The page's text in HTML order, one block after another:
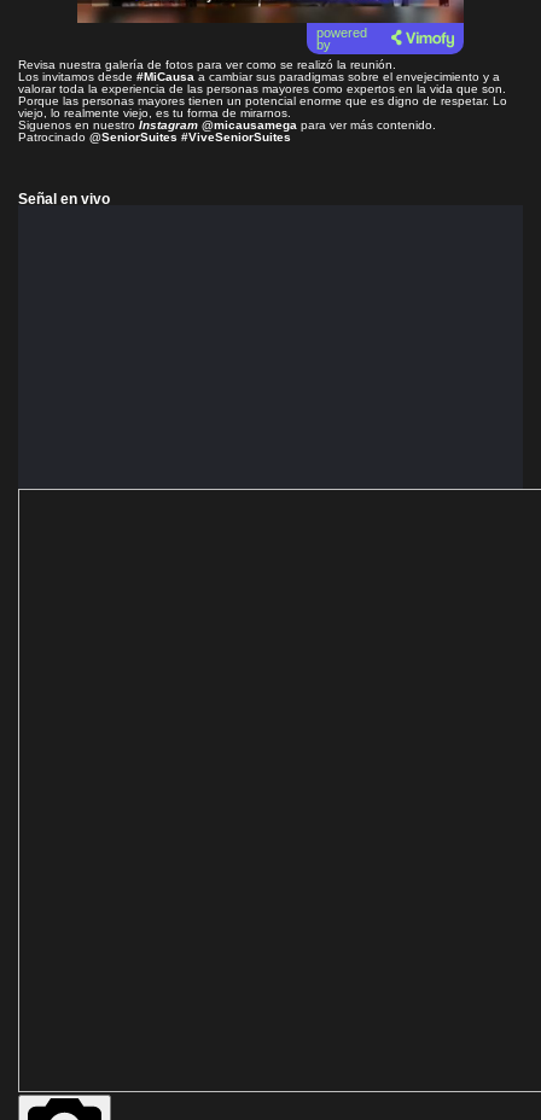
powered
by
Revisa nuestra galería de fotos para ver como se realizó la reunión.
Los invitamos desde #MiCausa a cambiar sus paradigmas sobre el envejecimiento y a
valorar toda la experiencia de las personas mayores como expertos en la vida que son.
Porque las personas mayores tienen un potencial enorme que es digno de respetar. Lo
viejo, lo realmente viejo, es tu forma de mirarnos.
Siguenos en nuestro Instagram @micausamega para ver más contenido.
Patrocinado @SeniorSuites #ViveSeniorSuites
Señal en vivo